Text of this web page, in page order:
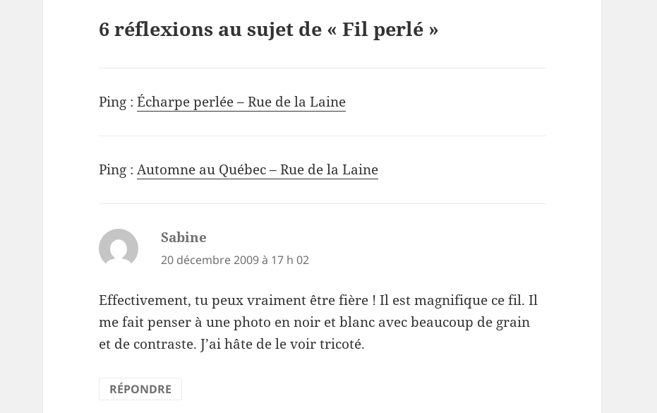
6 réflexions au sujet de « Fil perlé »
Ping :Écharpe perlée – Rue de la Laine
Ping :Automne au Québec – Rue de la Laine
Sabine
20 décembre 2009 à 17 h 02
Effectivement, tu peux vraiment être fière ! Il est magnifique ce fil. Il
me fait penser à une photo en noir et blanc avec beaucoup de grain
et de contraste. J’ai hâte de le voir tricoté.
RÉPONDRE